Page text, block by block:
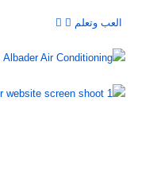
العب وتعلم